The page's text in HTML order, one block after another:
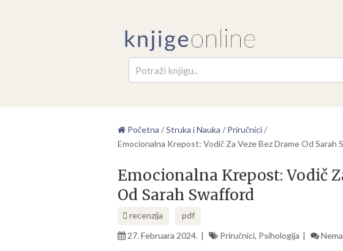
Početna /Struka i Nauka / Priručnici/
Emocionalna Krepost: Vodič Za Veze Bez Drame Od Sarah
Emocionalna Krepost: Vodič
Od Sarah Swafford
recenzija
pdf
27. Februara 2024.
Priručnici, Psihologija